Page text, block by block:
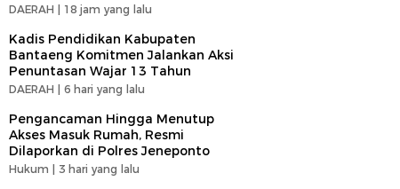
DAERAH | 18 jam yang lalu
Kadis Pendidikan Kabupaten
Bantaeng Komitmen Jalankan Aksi
Penuntasan Wajar 13 Tahun
DAERAH | 6 hari yang lalu
Pengancaman Hingga Menutup
Akses Masuk Rumah, Resmi
Dilaporkan di Polres Jeneponto
Hukum | 3 hari yang lalu